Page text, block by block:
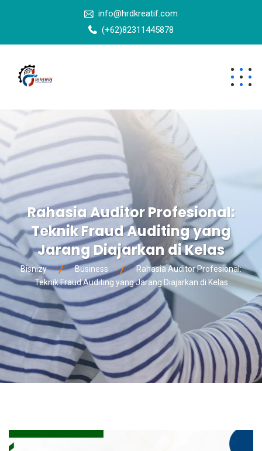
info@hrdkreatif.com
(+62)82311445878
Rahasia Auditor Profesional:
Teknik Fraud Auditing yang
Jarang Diajarkan di Kelas
Bisnizy Business
Rahasia Auditor Profesional:
Teknik Fraud Auditing yang Jarang Diajarkan di Kelas